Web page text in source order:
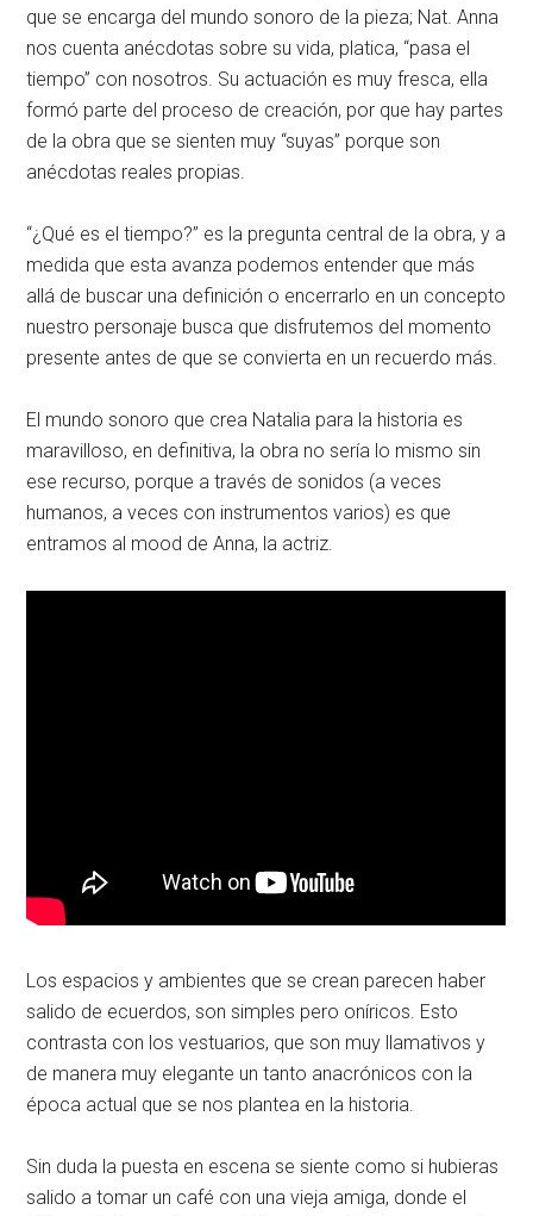
que se encarga del mundo sonoro de la pieza; Nat. Anna
nos cuenta anécdotas sobre su vida, platica, “pasa el
tiempo” con nosotros. Su actuación es muy fresca, ella
formó parte del proceso de creación, por que hay partes
de la obra que se sienten muy “suyas” porque son
anécdotas reales propias.
“¿Qué es el tiempo?” es la pregunta central de la obra, y a
medida que esta avanza podemos entender que más
allá de buscar una definición o encerrarlo en un concepto
nuestro personaje busca que disfrutemos del momento
presente antes de que se convierta en un recuerdo más.
El mundo sonoro que crea Natalia para la historia es
maravilloso, en definitiva, la obra no sería lo mismo sin
ese recurso, porque a través de sonidos (a veces
humanos, a veces con instrumentos varios) es que
entramos al mood de Anna, la actriz.
Los espacios y ambientes que se crean parecen haber
salido de ecuerdos, son simples pero oníricos. Esto
contrasta con los vestuarios, que son muy llamativos y
de manera muy elegante un tanto anacrónicos con la
época actual que se nos plantea en la historia.
Sin duda la puesta en escena se siente como si hubieras
salido a tomar un café con una vieja amiga, donde el